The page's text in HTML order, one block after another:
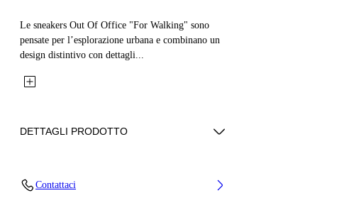
Le sneakers Out Of Office "For Walking" sono
pensate per l’esplorazione urbana e combinano un
design distintivo con dettagli...
DETTAGLI PRODOTTO
Polyester, Outsole: 100% Rubber, Lining: 85%
Contattaci